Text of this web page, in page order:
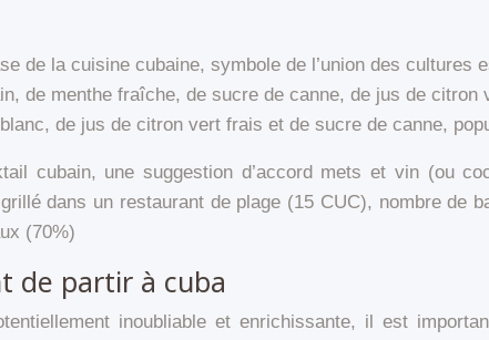
de la cuisine cubaine, symbole de l’union des cultures
de menthe fraîche, de sucre de canne, de jus de citron
de jus de citron vert frais et de sucre de canne,
cubain, une suggestion d’accord mets et vin (ou
dans un restaurant de plage (15 CUC), nombre de
(70%)
de partir à cuba
inoubliable et enrichissante, il est